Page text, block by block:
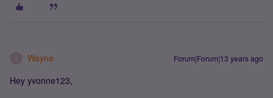
Wayne Forum|Forum|13 years ago
Hey yvonne123,